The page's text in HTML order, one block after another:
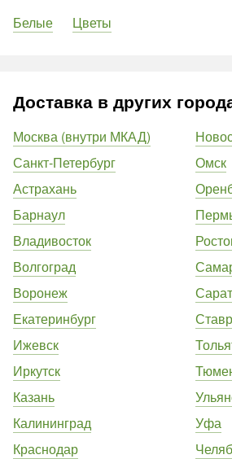
Белые Цветы
Доставка в других
Москва (внутри МКАД)
Санкт-Петербург
Астрахань
Барнаул
Владивосток
Волгоград
Воронеж
Екатеринбург
Ижевск
Иркутск
Казань
Калининград
Краснодар
Омск
Уфа